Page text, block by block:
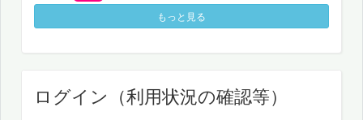
もっと見る
ログイン（利用状況の確認等）